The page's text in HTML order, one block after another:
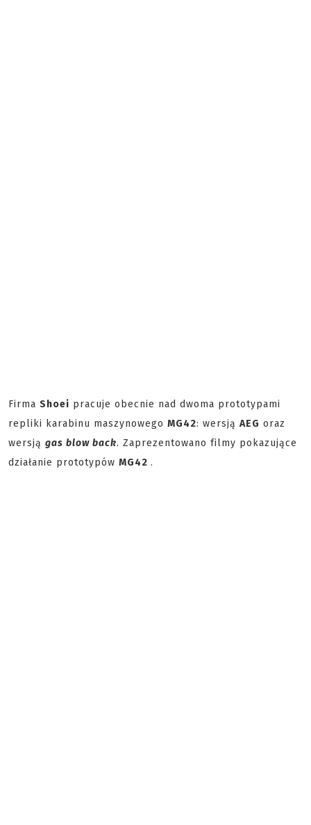
Firma Shoei pracuje obecnie nad dwoma prototypami
repliki karabinu maszynowego MG42: wersją AEG oraz
wersją gas blow back. Zaprezentowano filmy pokazujące
działanie prototypów MG42 .